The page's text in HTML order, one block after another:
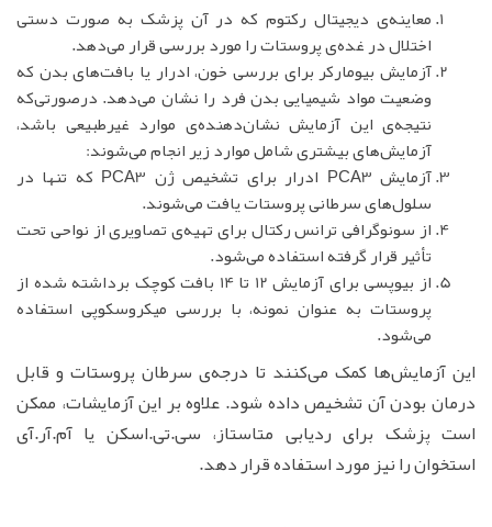
معاینه‌ی دیجیتال رکتوم که در آن پزشک به صورت دستی
اختلال در غده‌ی پروستات را مورد بررسی قرار می‌دهد.
آزمایش بیومارکر برای بررسی خون، ادرار یا بافت‌های بدن که
وضعیت مواد شیمیایی بدن فرد را نشان می‌دهد. درصورتی‌که
نتیجه‌ی این آزمایش نشان‌دهنده‌ی موارد غیرطبیعی باشد،
آزمایش‌های بیشتری شامل موارد زیر انجام می‌شوند:
آزمایش PCA3 ادرار برای تشخیص ژن PCA3 که تنها در
سلول‌های سرطانی پروستات یافت می‌شوند.
از سونوگرافی ترانس رکتال برای تهیه‌ی تصاویری از نواحی تحت
تأثیر قرار گرفته استفاده می‌شود.
از بیوپسی برای آزمایش 12 تا 14 بافت کوچک برداشته شده از
پروستات به عنوان نمونه، با بررسی میکروسکوپی استفاده
می‌شود.
این آزمایش‌ها کمک می‌کنند تا درجه‌ی سرطان پروستات و قابل
درمان بودن آن تشخیص داده شود. علاوه بر این آزمایشات، ممکن
است پزشک برای ردیابی متاستاز، سی.‌تی.‌اسکن یا آم‌.آر.آی
استخوان را نیز مورد استفاده قرار دهد.